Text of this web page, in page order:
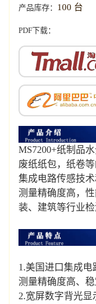
产品库存： 100 台
PDF下载：
MS7200+纸制品
废纸纸包，纸卷
集成电路传感技
测量精确度高，
装、建筑等行业
1.美国进口集成电
测量精确度高、稳
2.宽屏数字背光